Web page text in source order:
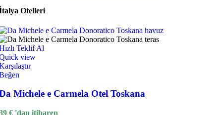
Otelleri
Teklif Al
view
Michele e Carmela Otel Toskana
€ 'dan itibaren